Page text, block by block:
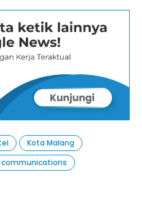
Kota Malang